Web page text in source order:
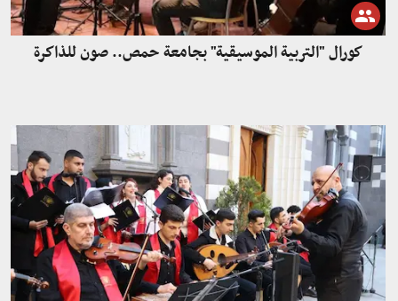
كورال "التربية الموسيقية" بجامعة حمص.. صون للذاكرة